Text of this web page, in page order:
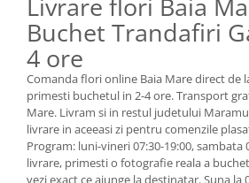
Livrare flori Baia
Buchet Trandafiri
4 ore
Comanda flori online Baia Mare direct de
primesti buchetul in 2-4 ore. Transport
Mare. Livram si in restul judetului
livrare in aceeasi zi pentru comenzile
Program: luni-vineri 07:30-19:00, sambata
livrare, primesti o fotografie reala a
vezi exact ce ajunge la destinatar. Suna la